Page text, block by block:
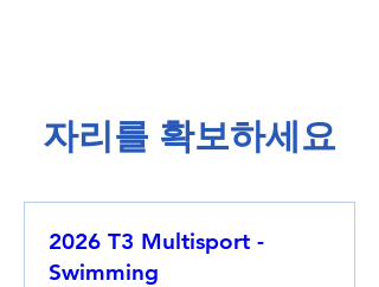
​자리를 확보하세요​
2026 T3 Multisport -
Swimming